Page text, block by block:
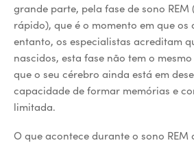
grande parte, pela fase de sono
rápido), que é o momento em que os
entanto, os especialistas acreditam
nascidos, esta fase não tem o
que o seu cérebro ainda está em
capacidade de formar memórias e
limitada.
O que acontece durante o sono REM